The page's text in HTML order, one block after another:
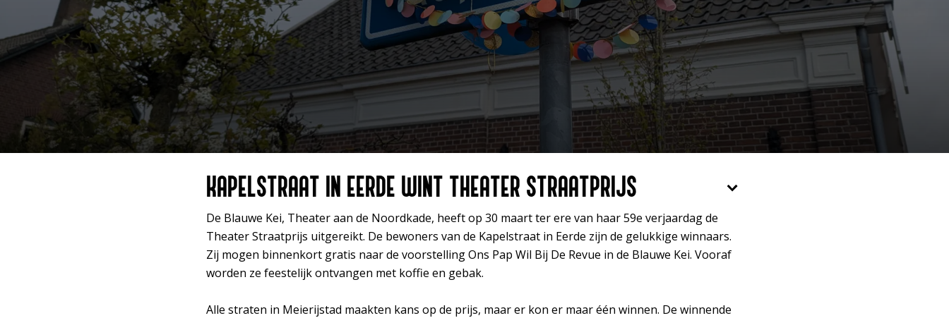
KAPELSTRAAT IN EERDE WINT THEATER STRAATPRIJS
De Blauwe Kei, Theater aan de Noordkade, heeft op 30 maart ter ere van haar 59e verjaardag de
Theater Straatprijs uitgereikt. De bewoners van de Kapelstraat in Eerde zijn de gelukkige winnaars.
Zij mogen binnenkort gratis naar de voorstelling Ons Pap Wil Bij De Revue in de Blauwe Kei. Vooraf
worden ze feestelijk ontvangen met koffie en gebak.
Alle straten in Meierijstad maakten kans op de prijs, maar er kon er maar één winnen. De winnende